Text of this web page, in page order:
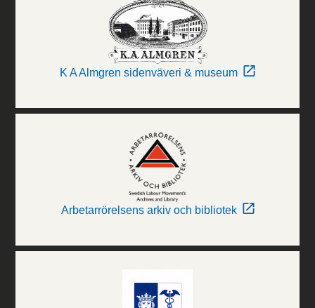
K A Almgren sidenväveri & museum
Arbetarrörelsens arkiv och bibliotek